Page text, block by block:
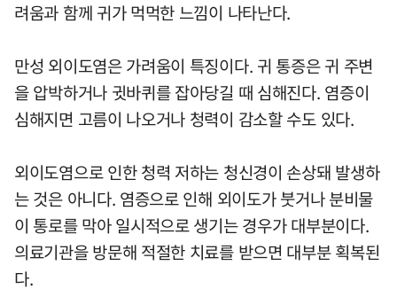
려움과 함께 귀가 먹먹한 느낌이 나타난다.
만성 외이도염은 가려움이 특징이다. 귀 통증은 귀 주변
을 압박하거나 귓바퀴를 잡아당길 때 심해진다. 염증이
심해지면 고름이 나오거나 청력이 감소할 수도 있다.
외이도염으로 인한 청력 저하는 청신경이 손상돼 발생하
는 것은 아니다. 염증으로 인해 외이도가 붓거나 분비물
이 통로를 막아 일시적으로 생기는 경우가 대부분이다.
의료기관을 방문해 적절한 치료를 받으면 대부분 획복된
다.